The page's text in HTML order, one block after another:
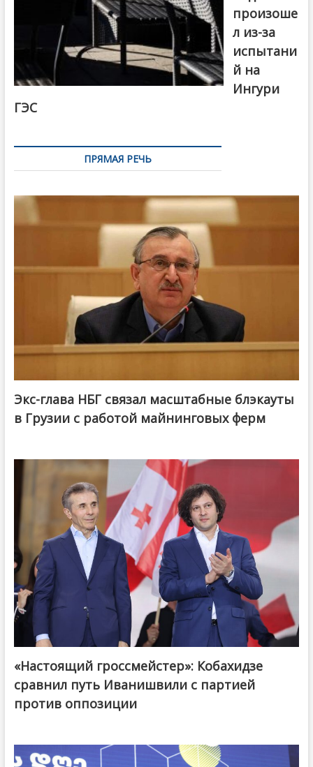
произоше
л из-за
испытани
й на
Ингури
ГЭС
ПРЯМАЯ РЕЧЬ
Экс-глава НБГ связал масштабные блэкауты
в Грузии с работой майнинговых ферм
@ქართული ოცნება / Georgian Dream
«Настоящий гроссмейстер»: Кобахидзе
сравнил путь Иванишвили с партией
против оппозиции